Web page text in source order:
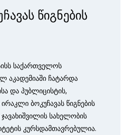
წიგნების
საქართველოს
აკადემიაში ჩატარდა
და პუბლიცისტის,
ბოკუჩავას წიგნების
ჯავახიშვილის სახელობის
კურსდამთავრებულია.